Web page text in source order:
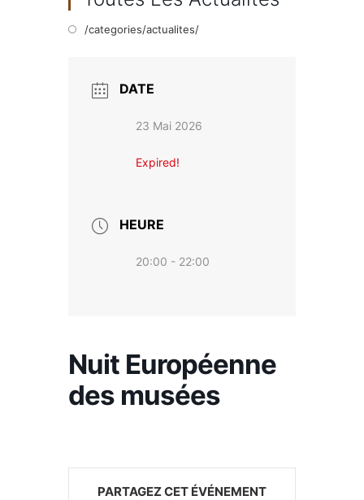
/categories/actualites/
DATE
23 Mai 2026
Expired!
HEURE
20:00 - 22:00
Nuit Européenne
des musées
PARTAGEZ CET ÉVÉNEMENT